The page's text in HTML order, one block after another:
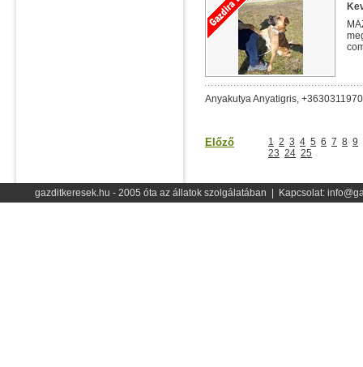
Anyakutya Anyatigris,
Előző 1 2 3 4 5 6 7 8 9
23 24 25
gazditkeresek.hu - 2005 óta az állatok szolgálatában | Kapcsolat: